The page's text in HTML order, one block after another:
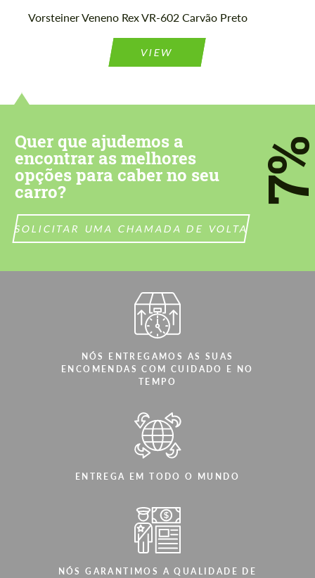
Vorsteiner Veneno Rex VR-602 Carvão Preto
VIEW
Quer que ajudemos a
encontrar as melhores
opções para caber no seu
carro?
SOLICITAR UMA CHAMADA DE VOLTA
NÓS ENTREGAMOS AS SUAS
ENCOMENDAS COM CUIDADO E NO
TEMPO
ENTREGA EM TODO O MUNDO
NÓS GARANTIMOS A QUALIDADE DE
Concorda com o processamento de
dados pessoais
Concorda com o processamento de
dados pessoais